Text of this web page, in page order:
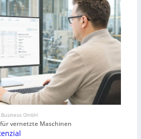
GmbH
vernetzte Maschinen